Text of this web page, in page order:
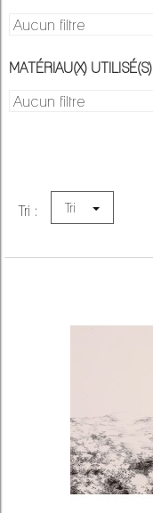
MATÉRIAU(X) UTILISÉ(S)
Tri : Tri